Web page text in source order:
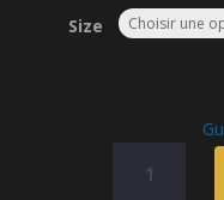
Size